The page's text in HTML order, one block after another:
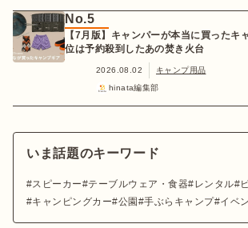
No.5
【7月版】キャンパーが本当に買ったキ
位は予約殺到したあの焚き火台
2026.08.02
キャンプ用品
hinata編集部
いま話題のキーワード
スピーカー テーブルウェア・食器 レンタル
キャンピングカー 公園 手ぶらキャンプ イベ